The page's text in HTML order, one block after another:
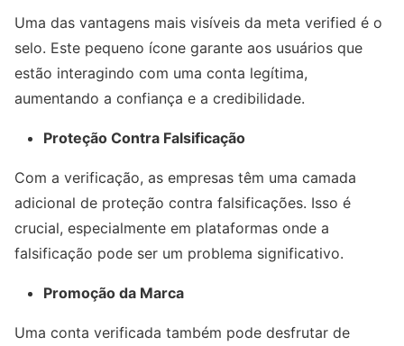
Uma das vantagens mais visíveis da meta verified é o
selo. Este pequeno ícone garante aos usuários que
estão interagindo com uma conta legítima,
aumentando a confiança e a credibilidade.
Proteção Contra Falsificação
Com a verificação, as empresas têm uma camada
adicional de proteção contra falsificações. Isso é
crucial, especialmente em plataformas onde a
falsificação pode ser um problema significativo.
Promoção da Marca
Uma conta verificada também pode desfrutar de